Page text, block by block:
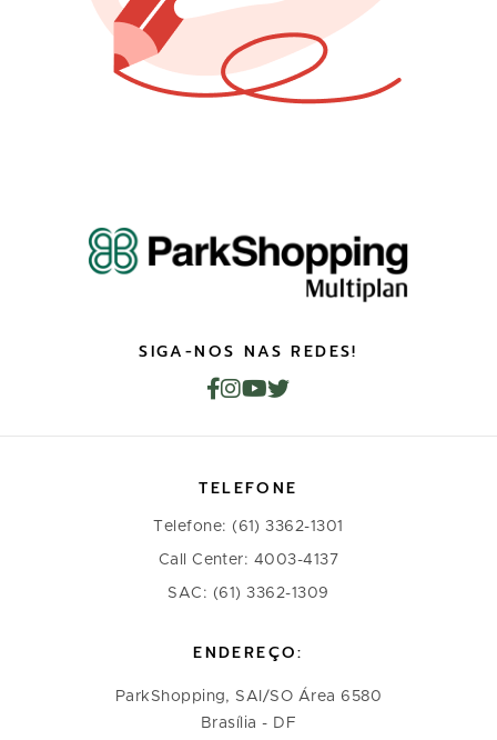
SIGA-NOS NAS REDES!
TELEFONE
Telefone: (61) 3362-1301
Call Center: 4003-4137
SAC: (61) 3362-1309
ENDEREÇO:
ParkShopping, SAI/SO Área 6580
Brasília - DF